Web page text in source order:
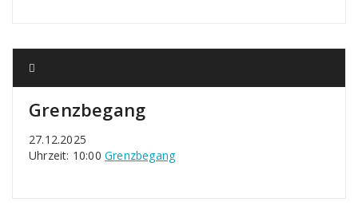
Grenzbegang
27.12.2025
Uhrzeit: 10:00 Grenzbegang